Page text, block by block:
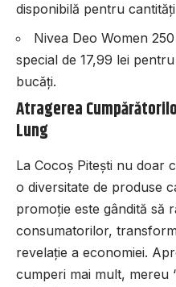
disponibilă pentru
Nivea Deo Women
special de 17,99 lei
bucăți.
Atragerea
Lung
La Cocoș Pitești nu doar
o diversitate de produse
promoție este gândită să
consumatorilor,
revelație a economiei.
cumperi mai mult, mereu